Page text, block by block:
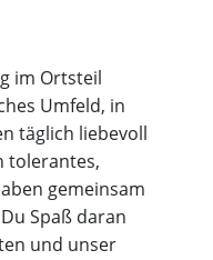
im Ortsteil
Umfeld, in
täglich liebevoll
tolerantes,
gemeinsam
Spaß daran
und unser